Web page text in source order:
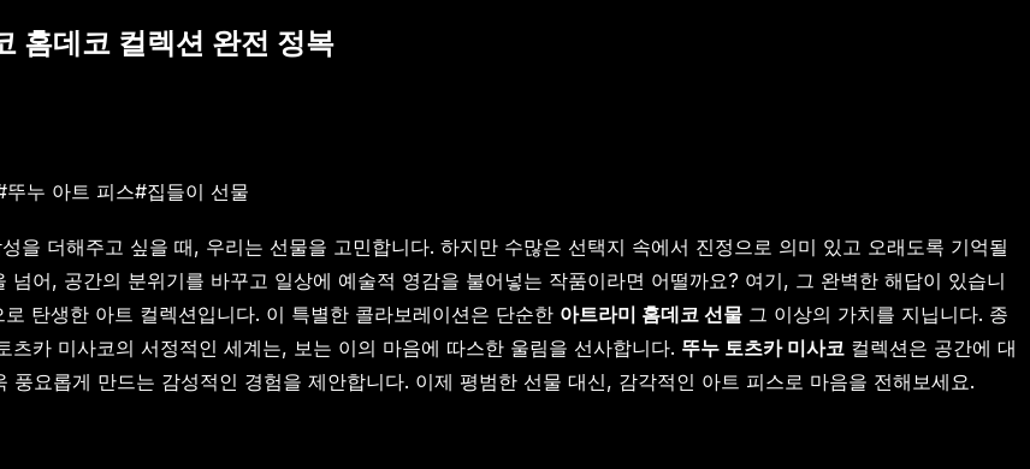
홈데코 컬렉션 완전 정복
뚜누 아트 피스#집들이 선물
을 더해주고 싶을 때, 우리는 선물을 고민합니다. 하지만 수많은 선택지 속에서 진정으로 의미 있고 오래도록 기억될
어, 공간의 분위기를 바꾸고 일상에 예술적 영감을 불어넣는 작품이라면 어떨까요? 여기, 그 완벽한 해답이 있습니
탄생한 아트 컬렉션입니다. 이 특별한 콜라보레이션은 단순한 아트라미 홈데코 선물 그 이상의 가치를 지닙니다. 종
츠카 미사코의 서정적인 세계는, 보는 이의 마음에 따스한 울림을 선사합니다. 뚜누 토츠카 미사코 컬렉션은 공간에 대
요롭게 만드는 감성적인 경험을 제안합니다. 이제 평범한 선물 대신, 감각적인 아트 피스로 마음을 전해보세요.